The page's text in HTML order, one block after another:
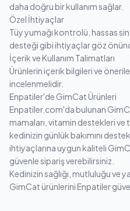
daha doğru bir kullanım sağlar.
Özel İhtiyaçlar
Tüy yumağı kontrolü, hassas
desteği gibi ihtiyaçlar göz
İçerik ve Kullanım Talimatları
Ürünlerin içerik bilgileri ve
incelenmelidir.
Enpatiler'de GimCat Ürünleri
Enpatiler.com'da bulunan
mamaları, vitamin destekleri ve
kedinizin günlük bakımını
ihtiyaçlarına uygun kaliteli
güvenle sipariş verebilirsiniz.
Kedinizin sağlığı, mutluluğu ve
GimCat ürünlerini Enpatiler